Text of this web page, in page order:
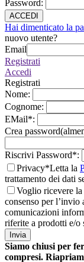
Password:
ACCEDI
Hai dimenticato la
nuovo utente?
Email
Registrati
Accedi
Registrati
Nome:
Cognome:
EMail*:
Crea
Riscrivi Password*:
Privacy*Letta la
trattamento dei dati
Voglio ricevere la
consenso per l’invio
comunicazioni
riferite a prodotti e/o
Invia
Siamo chiusi per
compresi.